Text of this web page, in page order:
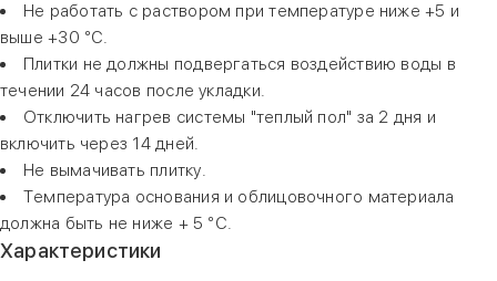
Не работать с раствором при температуре ниже +5 и
выше +30 °С.
Плитки не должны подвергаться воздействию воды в
течении 24 часов после укладки.
Отключить нагрев системы "теплый пол" за 2 дня и
включить через 14 дней.
Не вымачивать плитку.
Температура основания и облицовочного материала
должна быть не ниже + 5 °С.
Характеристики